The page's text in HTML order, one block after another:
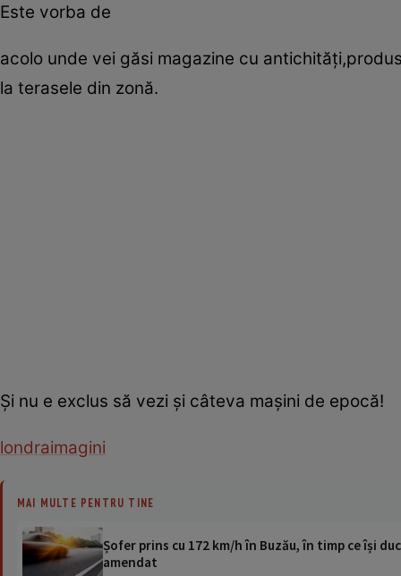
Este vorba de
acolo unde vei găsi magazine cu
la terasele din zonă.
Şi nu e exclus să vezi şi câteva maşini de epocă!
londraimagini
MAI MULTE PENTRU TINE
Șofer prins cu 172 km/h în Buzău, în timp ce își
amendat